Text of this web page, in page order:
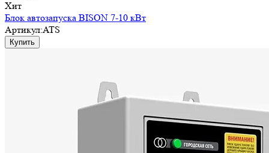
Хит
Блок автозапуска BISON 7-10 кВт
Артикул:ATS
Купить